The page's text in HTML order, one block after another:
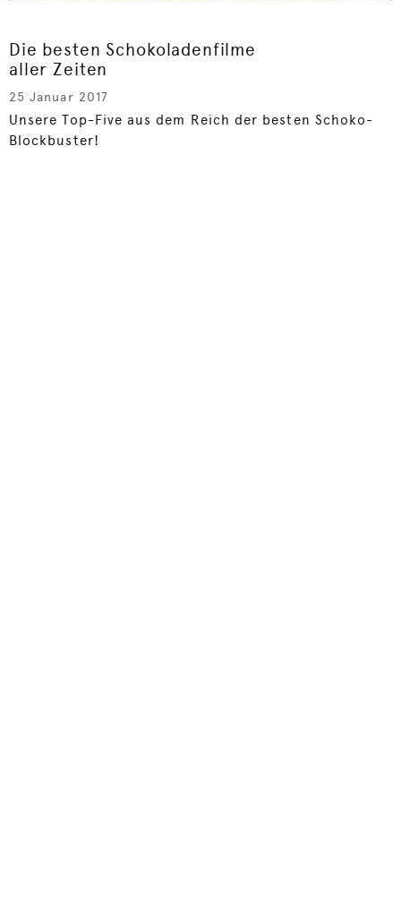
Die besten Schokoladenfilme
aller Zeiten
25 Januar 2017
Unsere Top-Five aus dem Reich der besten Schoko-
Blockbuster!